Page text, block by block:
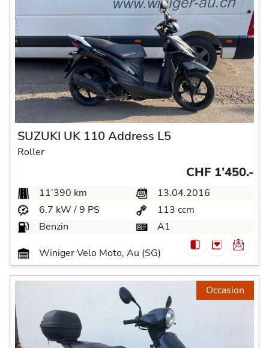
SUZUKI UK 110 Address L5
Roller
CHF 1’450.-
11’390 km
13.04.2016
6.7 kW / 9 PS
113 ccm
Benzin
A1
Winiger Velo Moto, Au (SG)
Occasion